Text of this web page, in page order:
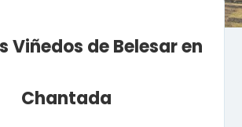
Viñedos de Belesar en
Chantada